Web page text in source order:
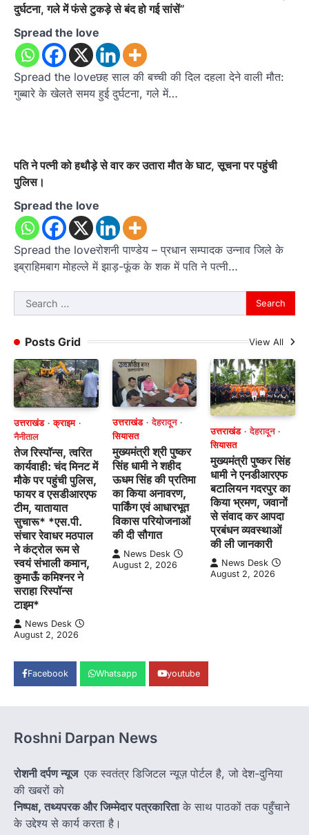
दुर्घटना, गले में फंसे टुकड़े से बंद हो गई सांसें”
Spread the love
Spread the loveछह साल की बच्ची की दिल दहला देने वाली मौत:
गुब्बारे के खेलते समय हुई दुर्घटना, गले में…
पति ने पत्नी को हथौड़े से वार कर उतारा मौत के घाट, सूचना पर पहुंची
पुलिस।
Spread the love
Spread the loveरोशनी पाण्डेय – प्रधान सम्पादक उन्नाव जिले के
इब्राहिमबाग मोहल्ले में झाड़-फूंक के शक में पति ने पत्नी…
Search
for:
Posts Grid
View All
उत्तराखंड
क्राइम
नैनीताल
तेज रिस्पॉन्स, त्वरित
कार्यवाही: चंद मिनट में
मौके पर पहुंची पुलिस,
फायर व एसडीआरएफ
टीम, यातायात
सुचारू* *एस.पी.
संचार रेवाधर मठपाल
ने कंट्रोल रूम से
स्वयं संभाली कमान,
कुमाऊँ कमिश्नर ने
सराहा रिस्पॉन्स
टाइम*
News Desk
August 2, 2026
उत्तराखंड
देहरादून
सियासत
मुख्यमंत्री श्री पुष्कर
सिंह धामी ने शहीद
ऊधम सिंह की प्रतिमा
का किया अनावरण,
पार्किंग एवं आधारभूत
विकास परियोजनाओं
की दी सौगात
News Desk
August 2, 2026
उत्तराखंड
देहरादून
सियासत
मुख्यमंत्री पुष्कर सिंह
धामी ने एनडीआरएफ
बटालियन गदरपुर का
किया भ्रमण, जवानों
से संवाद कर आपदा
प्रबंधन व्यवस्थाओं
की ली जानकारी
News Desk
August 2, 2026
Facebook Whatsapp youtube
Roshni Darpan News
रोशनी दर्पण न्यूज एक स्वतंत्र डिजिटल न्यूज़ पोर्टल है, जो देश-दुनिया
की खबरों को
निष्पक्ष, तथ्यपरक और जिम्मेदार पत्रकारिताके साथ पाठकों तक पहुँचाने
के उद्देश्य से कार्य करता है।